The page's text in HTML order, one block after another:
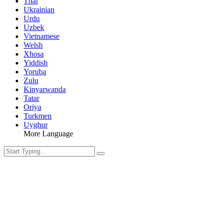
Ukrainian
Urdu
Uzbek
Vietnamese
Welsh
Xhosa
Yiddish
Yoruba
Zulu
Kinyarwanda
Tatar
Oriya
Turkmen
Uyghur
More Language